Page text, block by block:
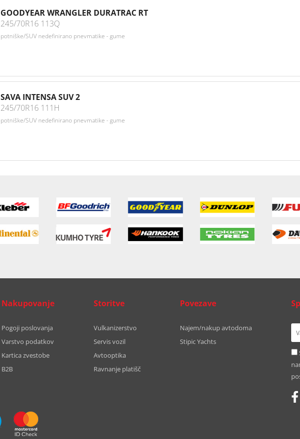
GOODYEAR WRANGLER DURATRAC RT
245/70R16 113Q
potniške/SUV nedefinirano pnevmatike - gume
SAVA INTENSA SUV 2
245/70R16 111H
potniške/SUV nedefinirano pnevmatike - gume
Nakupovanje
Pogoji poslovanja
Varstvo podatkov
Kartica zvestobe
B2B
Storitve
Vulkanizerstvo
Servis vozil
Avtooptika
Ravnanje platišč
Povezave
Najem/nakup avtodoma
Stipic Yachts